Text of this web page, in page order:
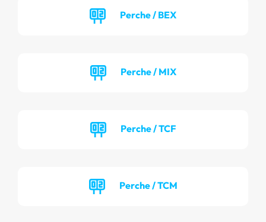
Perche / BEX
Perche / MIX
Perche / TCF
Perche / TCM